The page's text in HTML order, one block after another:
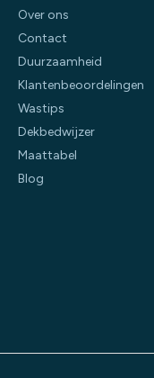
Over ons
Contact
Duurzaamheid
Klantenbeoordelingen
Wastips
Dekbedwijzer
Maattabel
Blog